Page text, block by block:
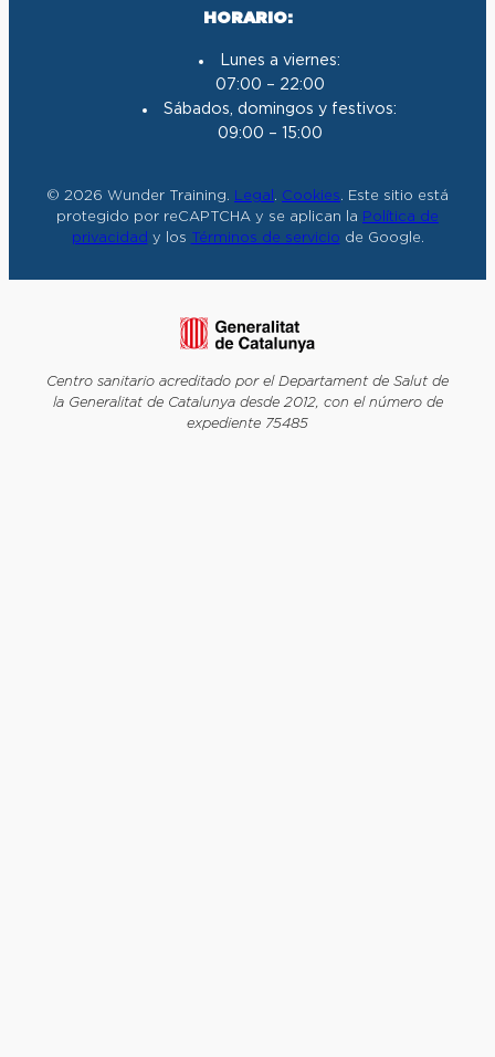
HORARIO:
Lunes a viernes:
07:00 – 22:00
Sábados, domingos y festivos:
09:00 – 15:00
© 2026 Wunder Training. Legal . Cookies. Este sitio está
protegido por reCAPTCHA y se aplican la Política de
privacidad y los Términos de servicio de Google.
Centro sanitario acreditado por el Departament de Salut de
la Generalitat de Catalunya desde 2012, con el número de
expediente 75485